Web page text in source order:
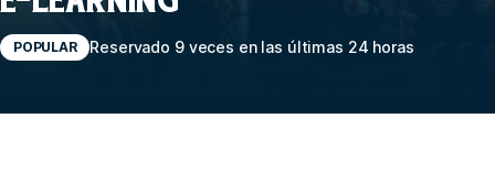
POPULAR Reservado 9 veces en las últimas 24 horas